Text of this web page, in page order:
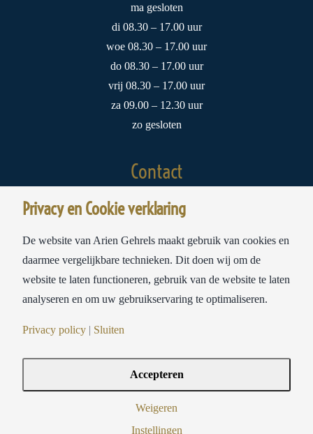
ma gesloten
di 08.30 – 17.00 uur
woe 08.30 – 17.00 uur
do 08.30 – 17.00 uur
vrij 08.30 – 17.00 uur
za 09.00 – 12.30 uur
zo gesloten
Contact
Meubelstoffeerderij Ariën Gehrels
tel:020-6593693
mail:info@ariengehrels.nl
| Ariën Gehrels Badhoevedorp | Privacy & Cookies Policy
Get-Web.nl
Privacy en Cookie verklaring
De website van Arien Gehrels maakt gebruik van cookies en
daarmee vergelijkbare technieken. Dit doen wij om de
website te laten functioneren, gebruik van de website te laten
analyseren en om uw gebruikservaring te optimaliseren.
Privacy policy | Sluiten
Accepteren
Weigeren
Instellingen